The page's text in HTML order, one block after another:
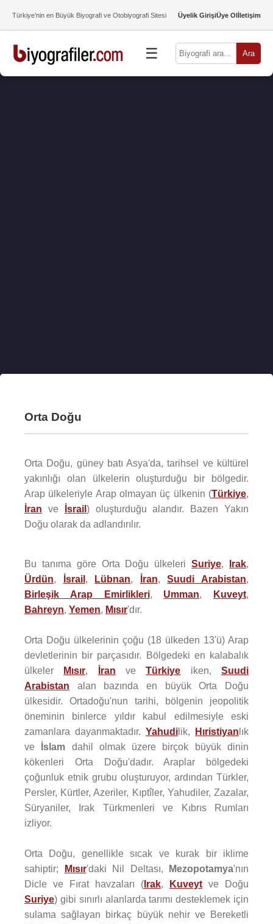
Türkiye’nin en Büyük Biyografi ve Otobiyografi Sitesi Üyelik GirişiÜye Olİletişim
☰ Ara
Orta Doğu
Orta Doğu, güney batı Asya'da, tarihsel ve kültürel
yakınlığı olan ülkelerin oluşturduğu bir bölgedir.
Arap ülkeleriyle Arap olmayan üç ülkenin (Türkiye,
İran ve İsrail ) oluşturduğu alandır. Bazen Yakın
Doğu olarak da adlandırılır.
Bu tanıma göre Orta Doğu ülkeleriSuriye, Irak,
Ürdün, İsrail , Lübnan, İran,Suudi Arabistan,
Birleşik Arap Emirlikleri, Umman, Kuveyt,
Bahreyn, Yemen, Mısır'dır.
Orta Doğu ülkelerinin çoğu (18 ülkeden 13'ü) Arap
devletlerinin bir parçasıdır. Bölgedeki en kalabalık
ülkeler
Mısır, İran veTürkiye iken,Suudi
Arabistan alan bazında en büyük Orta Doğu
ülkesidir. Ortadoğu'nun tarihi, bölgenin jeopolitik
öneminin binlerce yıldır kabul edilmesiyle eski
zamanlara dayanmaktadır. Yahudi lik, Hıristiyan lık
ve
İslam dahil olmak üzere birçok büyük dinin
kökenleri Orta Doğu'dadır. Araplar bölgedeki
çoğunluk etnik grubu oluşturuyor, ardından Türkler,
Persler, Kürtler, Azeriler, Kıptîler, Yahudiler, Zazalar,
Süryaniler, Irak Türkmenleri ve Kıbrıs Rumları
izliyor.
Orta Doğu, genellikle sıcak ve kurak bir iklime
sahiptir;
Mısır'daki Nil Deltası, Mezopotamya'nın
Dicle ve Fırat havzaları ( Irak, Kuveyt ve Doğu
Suriye) gibi sınırlı alanlarda tarımı desteklemek için
sulama sağlayan birkaç büyük nehir ve Bereketli